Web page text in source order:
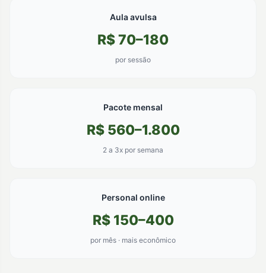
Aula avulsa
R$ 70–180
por sessão
Pacote mensal
R$ 560–1.800
2 a 3x por semana
Personal online
R$ 150–400
por mês · mais econômico